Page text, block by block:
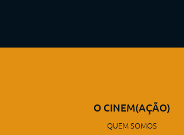
O CINEM(AÇÃO)
QUEM SOMOS